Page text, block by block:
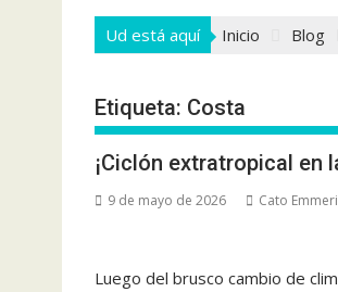
Ud está aquí Inicio Blog
Etiqueta: Costa
¡Ciclón extratropical en
9 de mayo de 2026 Cato
Luego del brusco cambio de